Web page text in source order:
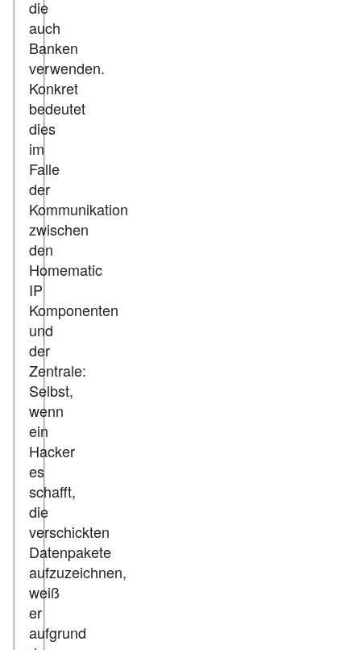
die
auch
Banken
verwenden.
Konkret
bedeutet
dies
im
Falle
der
Kommunikation
zwischen
den
Homematic
IP
Komponenten
und
der
Zentrale:
Selbst,
wenn
ein
Hacker
es
schafft,
die
verschickten
Datenpakete
aufzuzeichnen,
weiß
er
aufgrund